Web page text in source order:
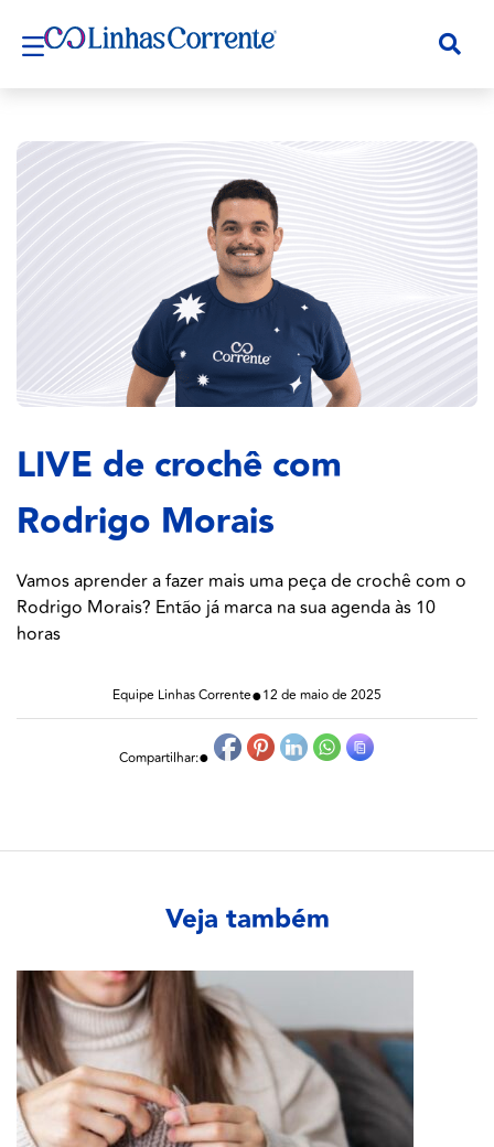
LIVE de crochê com
Rodrigo Morais
Vamos aprender a fazer mais uma peça de crochê com o
Rodrigo Morais? Então já marca na sua agenda às 10
horas
Equipe Linhas Corrente●12 de maio de 2025
Compartilhar:●
Veja também